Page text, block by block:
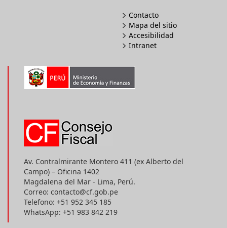
Contacto
Mapa del sitio
Accesibilidad
Intranet
Av. Contralmirante Montero 411 (ex Alberto del
Campo) – Oficina 1402
Magdalena del Mar - Lima, Perú.
Correo: contacto@cf.gob.pe
Telefono: +51 952 345 185
WhatsApp: +51 983 842 219